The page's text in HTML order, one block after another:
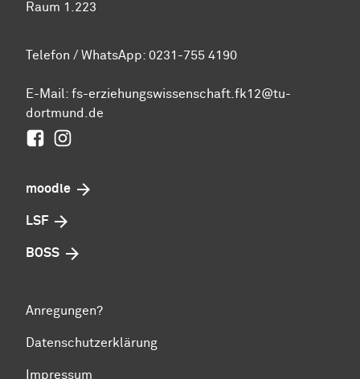
Raum 1.223
Telefon / WhatsApp: 0231-755 4190
E-Mail: fs-erziehungswissenschaft.fk12@tu-
dortmund.de
Facebook
moodle
LSF
BOSS
Anregungen?
Datenschutzerklärung
Impressum